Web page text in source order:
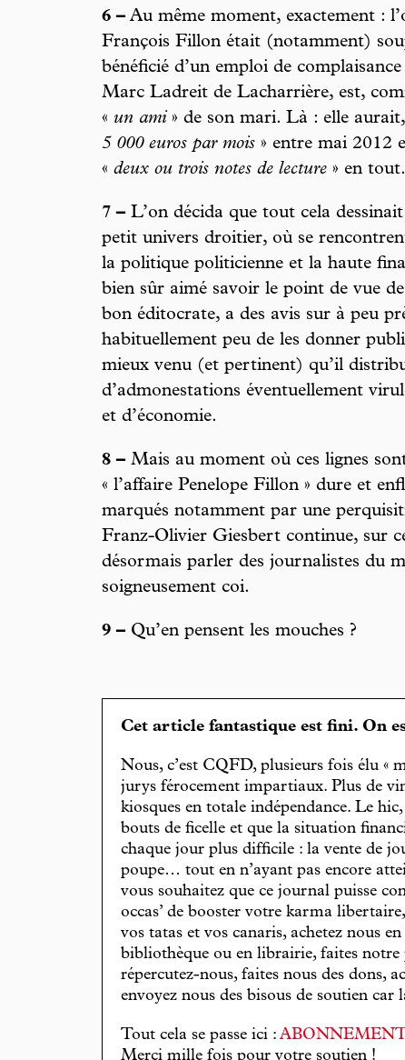
6 –Au même moment, exactement :
François Fillon était (notamment)
bénéficié d’un emploi de
Marc Ladreit de Lacharrière, est,
« un ami » de son mari. Là : elle
5 000 euros par mois » entre mai 2012
« deux ou trois notes de lecture » en tout.
7 –L’on décida que tout cela
petit univers droitier, où se
la politique politicienne et la haute
bien sûr aimé savoir le point de vue
bon éditocrate, a des avis sur à peu
habituellement peu de les donner
mieux venu (et pertinent) qu’il
d’admonestations éventuellement
et d’économie.
8 –Mais au moment où ces lignes
« l’affaire Penelope Fillon » dure et
marqués notamment par une
Franz-Olivier Giesbert continue, sur
désormais parler des journalistes du
soigneusement coi.
9 –Qu’en pensent les mouches ?
Cet article fantastique est fini. On
Nous, c’est CQFD, plusieurs fois élu «
jurys férocement impartiaux. Plus de
kiosques en totale indépendance. Le
bouts de ficelle et que la situation
chaque jour plus difficile : la vente de
poupe… tout en n’ayant pas encore
vous souhaitez que ce journal puisse
occas’ de booster votre karma
vos tatas et vos canaris, achetez nous
bibliothèque ou en librairie, faites
répercutez-nous, faites nous des dons,
envoyez nous des bisous de soutien
Tout cela se passe ici : ABONNEMENT